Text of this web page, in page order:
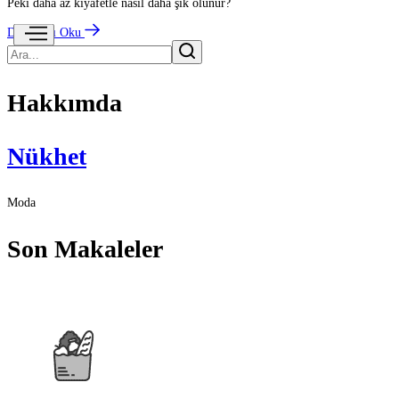
Peki daha az kıyafetle nasıl daha şık olunur?
Devamını Oku
Hakkımda
Nükhet
Moda
Son Makaleler